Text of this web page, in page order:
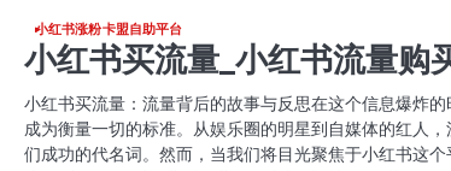
小红书涨粉卡盟自助平台
小红书买流量_小红书流量购
小红书买流量：流量背后的故事与反思在这个信息爆炸
成为衡量一切的标准。从娱乐圈的明星到自媒体的红人
们成功的代名词。然而，当我们将目光聚焦于小红书这个